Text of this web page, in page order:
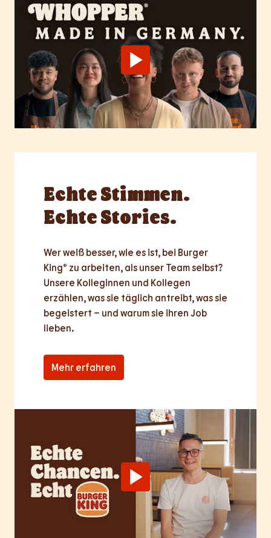
EchteStimmen.
Echte Stories.
Wer weiß besser, wie es ist, bei Burger
King® zu arbeiten, als unser Team selbst?
Unsere Kolleginnen und Kollegen
erzählen, was sie täglich antreibt, was sie
begeistert – und warum sie ihren Job
lieben.
Mehr erfahren